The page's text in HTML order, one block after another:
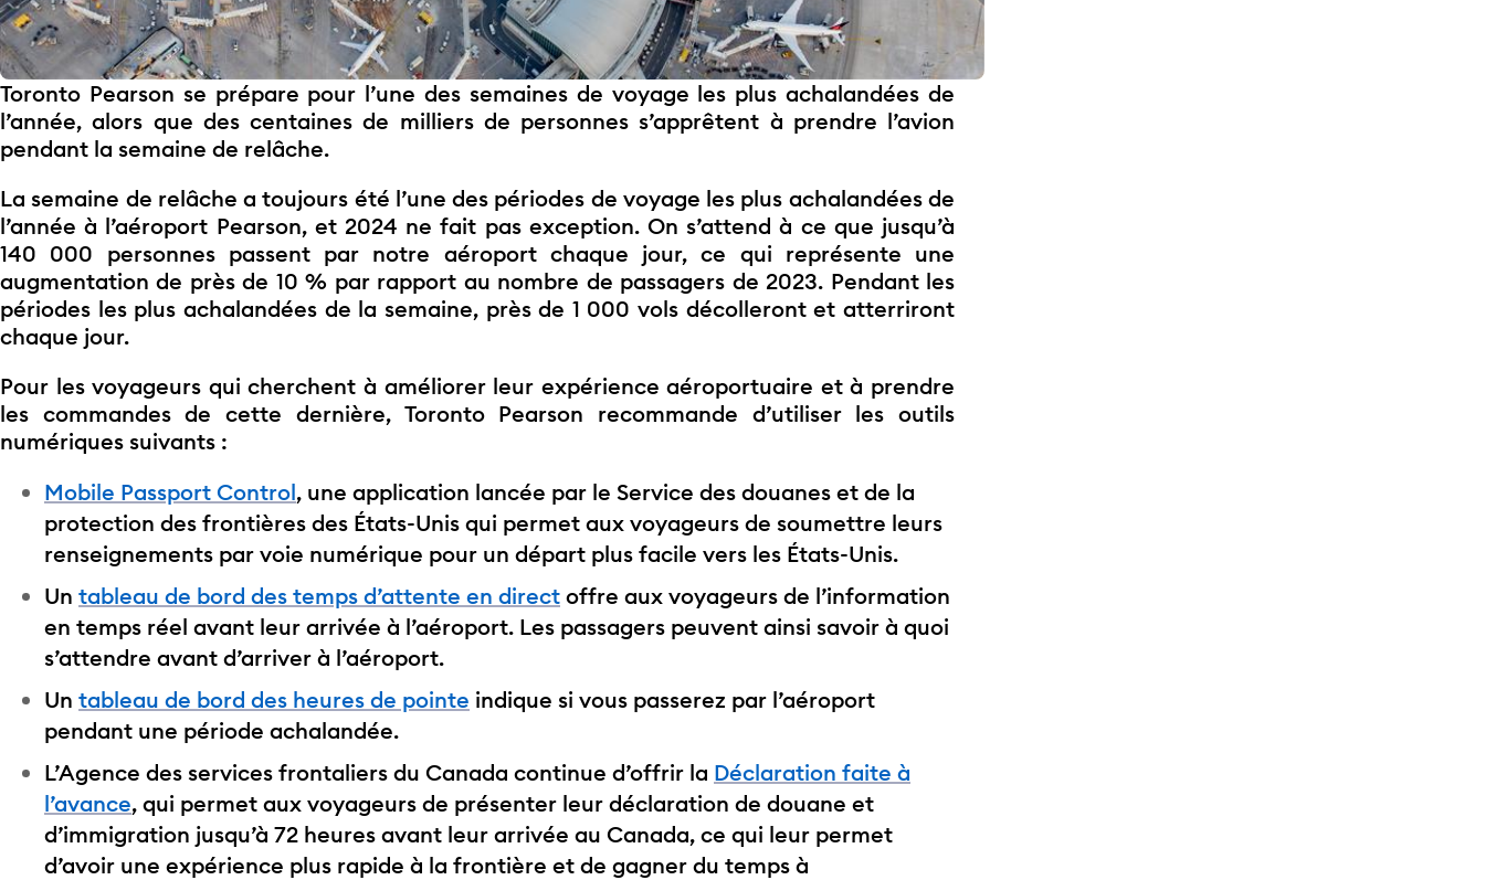
Toronto Pearson se prépare pour l’une des semaines de voyage les plus achalandées de
l’année, alors que des centaines de milliers de personnes s’apprêtent à prendre l’avion
pendant la semaine de relâche.
La semaine de relâche a toujours été l’une des périodes de voyage les plus achalandées de
l’année à l’aéroport Pearson, et 2024 ne fait pas exception. On s’attend à ce que jusqu’à
140 000 personnes passent par notre aéroport chaque jour, ce qui représente une
augmentation de près de 10 % par rapport au nombre de passagers de 2023. Pendant les
périodes les plus achalandées de la semaine, près de 1 000 vols décolleront et atterriront
chaque jour.
Pour les voyageurs qui cherchent à améliorer leur expérience aéroportuaire et à prendre
les commandes de cette dernière, Toronto Pearson recommande d’utiliser les outils
numériques suivants :
Mobile Passport Control, une application lancée par le Service des douanes et de la
protection des frontières des États-Unis qui permet aux voyageurs de soumettre leurs
renseignements par voie numérique pour un départ plus facile vers les États-Unis.
Un tableau de bord des temps d’attente en direct offre aux voyageurs de l’information
en temps réel avant leur arrivée à l’aéroport. Les passagers peuvent ainsi savoir à quoi
s’attendre avant d’arriver à l’aéroport.
Un tableau de bord des heures de pointe indique si vous passerez par l’aéroport
pendant une période achalandée.
L’Agence des services frontaliers du Canada continue d’offrir la Déclaration faite à
l’avance, qui permet aux voyageurs de présenter leur déclaration de douane et
d’immigration jusqu’à 72 heures avant leur arrivée au Canada, ce qui leur permet
d’avoir une expérience plus rapide à la frontière et de gagner du temps à